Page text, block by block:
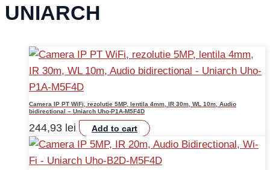
UNIARCH
Camera IP PT WiFi, rezolutie 5MP, lentila 4mm, IR 30m, WL 10m, Audio
bidirectional – Uniarch Uho-P1A-M5F4D
244,93 lei Add to cart